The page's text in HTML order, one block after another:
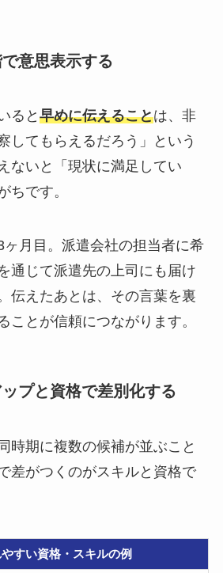
意思表示する
ると 早めに伝えることは、非
してもらえるだろう」という
ないと「現状に満足してい
ちです。
ヶ月目。派遣会社の担当者に希
通じて派遣先の上司にも届け
伝えたあとは、その言葉を裏
ことが信頼につながります。
プと資格で差別化する
時期に複数の候補が並ぶこと
差がつくのがスキルと資格で
すい資格・スキルの例